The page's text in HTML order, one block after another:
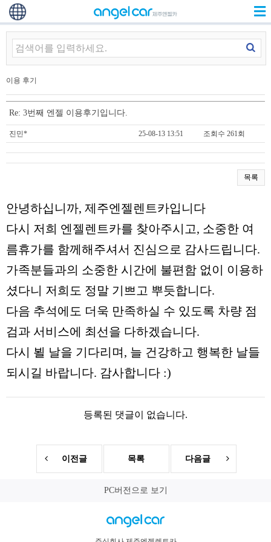
이용 후기
Re: 3번째 엔젤 이용후기입니다.
진민* 25-08-13 13:51 조회수 261회
목록
안녕하십니까, 제주엔젤렌트카입니다
다시 저희 엔젤렌트카를 찾아주시고, 소중한 여
름휴가를 함께해주셔서 진심으로 감사드립니다.
가족분들과의 소중한 시간에 불편함 없이 이용하
셨다니 저희도 정말 기쁘고 뿌듯합니다.
다음 추석에도 더욱 만족하실 수 있도록 차량 점
검과 서비스에 최선을 다하겠습니다.
다시 뵐 날을 기다리며, 늘 건강하고 행복한 날들
되시길 바랍니다. 감사합니다 :)
등록된 댓글이 없습니다.
이전글 목록 다음글
PC버전으로 보기